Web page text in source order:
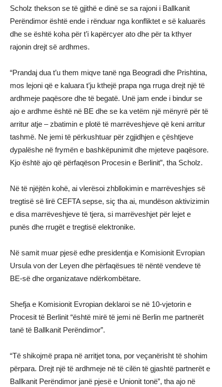
Scholz thekson se të gjithë e dinë se sa rajoni i Ballkanit
Perëndimor është ende i rënduar nga konfliktet e së kaluarës
dhe se është koha për t’i kapërcyer ato dhe për ta kthyer
rajonin drejt së ardhmes.
“Prandaj dua t’u them miqve tanë nga Beogradi dhe Prishtina,
mos lejoni që e kaluara t’ju kthejë prapa nga rruga drejt një të
ardhmeje paqësore dhe të begatë. Unë jam ende i bindur se
ajo e ardhme është në BE dhe se ka vetëm një mënyrë për të
arritur atje – zbatimin e plotë të marrëveshjeve që keni arritur
tashmë. Ne jemi të përkushtuar për zgjidhjen e çështjeve
dypalëshe në frymën e bashkëpunimit dhe mjeteve paqësore.
Kjo është ajo që përfaqëson Procesin e Berlinit”, tha Scholz.
Në të njëjtën kohë, ai vlerësoi zhbllokimin e marrëveshjes së
tregtisë së lirë CEFTA sepse, siç tha ai, mundëson aktivizimin
e disa marrëveshjeve të tjera, si marrëveshjet për lejet e
punës dhe rrugët e tregtisë elektronike.
Në samit muar pjesë edhe presidentja e Komisionit Evropian
Ursula von der Leyen dhe përfaqësues të nëntë vendeve të
BE-së dhe organizatave ndërkombëtare.
Shefja e Komisionit Evropian deklaroi se në 10-vjetorin e
Procesit të Berlinit “është mirë të jemi në Berlin me partnerët
tanë të Ballkanit Perëndimor”.
“Të shikojmë prapa në arritjet tona, por veçanërisht të shohim
përpara. Drejt një të ardhmeje në të cilën të gjashtë partnerët e
Ballkanit Perëndimor janë pjesë e Unionit tonë”, tha ajo në